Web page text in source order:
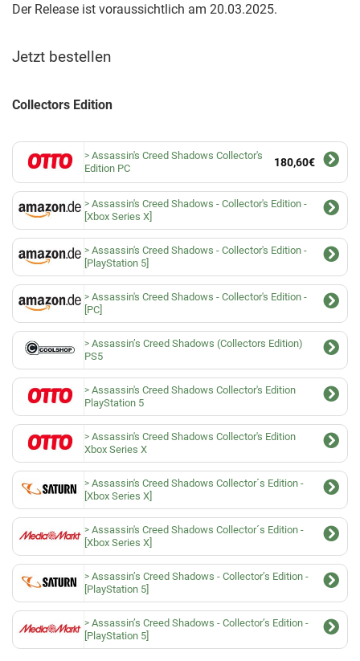
Der Release ist voraussichtlich am 20.03.2025.
Jetzt bestellen
Collectors Edition
Assassin's Creed Shadows Collector's
Edition PC
180,60€
Assassin's Creed Shadows - Collector's Edition -
[Xbox Series X]
Assassin's Creed Shadows - Collector's Edition -
[PlayStation 5]
Assassin's Creed Shadows - Collector's Edition -
[PC]
Assassin’s Creed Shadows (Collectors Edition)
PS5
Assassin's Creed Shadows Collector's Edition
PlayStation 5
Assassin's Creed Shadows Collector's Edition
Xbox Series X
Assassin's Creed Shadows Collector´s Edition -
[Xbox Series X]
Assassin's Creed Shadows Collector´s Edition -
[Xbox Series X]
Assassin’s Creed Shadows - Collector’s Edition -
[PlayStation 5]
Assassin’s Creed Shadows - Collector’s Edition -
[PlayStation 5]